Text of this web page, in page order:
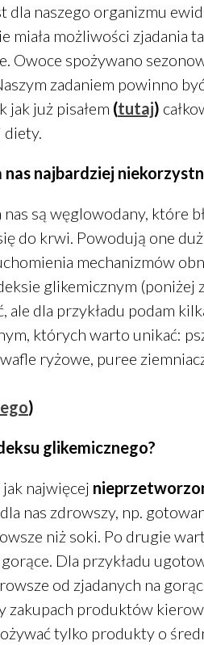
dla naszego organizmu
miała możliwości zjadania
Owoce spożywano
zadaniem powinno
już pisałem (tutaj)
najbardziej
są węglowodany, które
do krwi. Powodują one
mechanizmów
glikemicznym (poniżej
ale dla przykładu podam
których warto unikać:
ryżowe, puree
)
glikemicznego?
najwięcej
nas zdrowszy, np.
niż soki. Po drugie
Dla przykładu
od zjadanych na
zakupach produktów
tylko produkty o